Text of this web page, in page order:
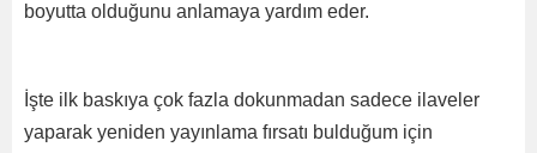
boyutta olduğunu anlamaya yardım eder.
İşte ilk baskıya çok fazla dokunmadan sadece ilaveler
yaparak yeniden yayınlama fırsatı bulduğum için